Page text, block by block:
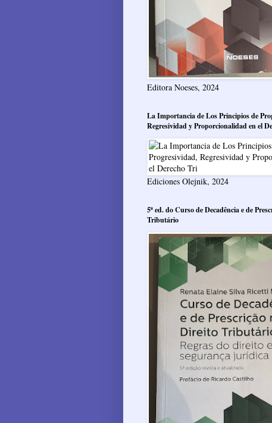
Editora Noeses, 2024
La Importancia de Los Principios de
Regresividad y Proporcionalidad en el
Ediciones Olejnik, 2024
5ª ed. do Curso de Decadência e de
Tributário